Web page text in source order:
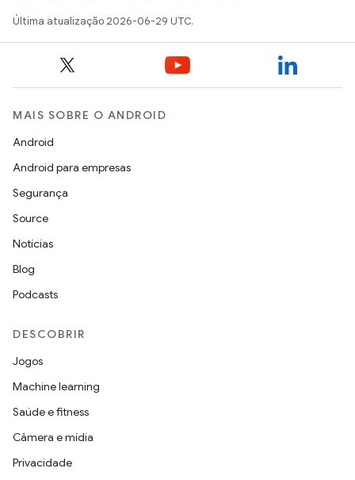
Última atualização 2026-06-29 UTC.
MAIS SOBRE O ANDROID
Android
Android para empresas
Segurança
Source
Notícias
Blog
Podcasts
DESCOBRIR
Jogos
Machine learning
Saúde e fitness
Câmera e mídia
Privacidade